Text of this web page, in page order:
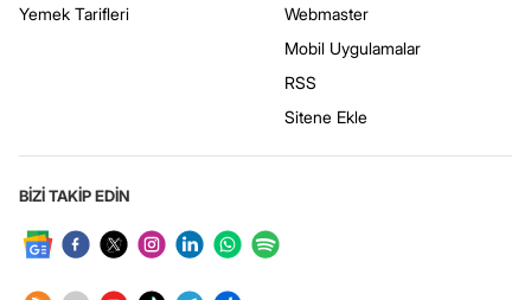
Yemek Tarifleri
Webmaster
Mobil Uygulamalar
RSS
Sitene Ekle
BİZİ TAKİP EDİN